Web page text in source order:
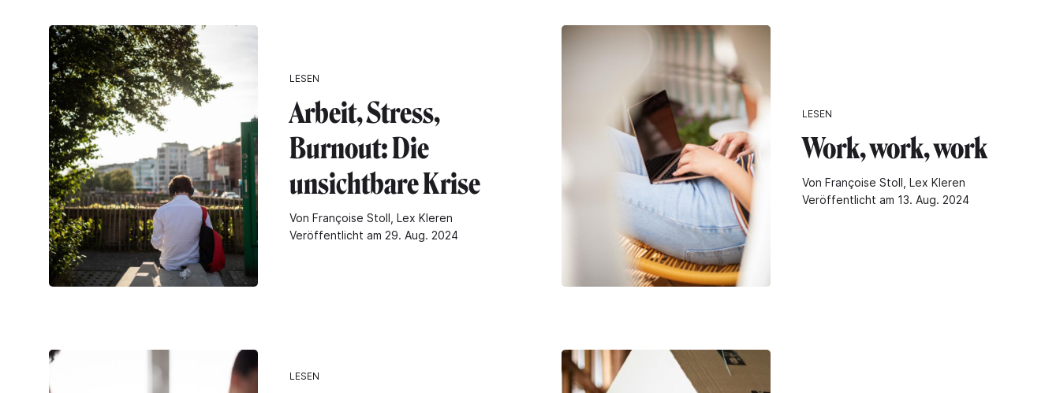
LESEN
Arbeit, Stress,
Burnout: Die
unsichtbare Krise
Von Françoise Stoll, Lex Kleren
Veröffentlicht am 29. Aug. 2024
LESEN
Work, work, work
Von Françoise Stoll, Lex Kleren
Veröffentlicht am 13. Aug. 2024
LESEN